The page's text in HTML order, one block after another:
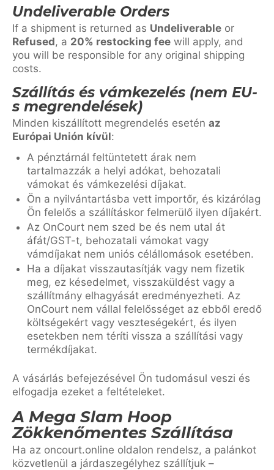
Undeliverable Orders
If a shipment is returned as Undeliverable or
Refused, a 20% restocking fee will apply, and
you will be responsible for any original shipping
costs.
Szállítás és vámkezelés (nem EU-
s megrendelések)
Minden kiszállított megrendelés esetén az
Európai Unión kívül:
A pénztárnál feltüntetett árak nem
tartalmazzák a helyi adókat, behozatali
vámokat és vámkezelési díjakat.
Ön a nyilvántartásba vett importőr, és kizárólag
Ön felelős a szállításkor felmerülő ilyen díjakért.
Az OnCourt nem szed be és nem utal át
áfát/GST-t, behozatali vámokat vagy
vámdíjakat nem uniós célállomások esetében.
Ha a díjakat visszautasítják vagy nem fizetik
meg, ez késedelmet, visszaküldést vagy a
szállítmány elhagyását eredményezheti. Az
OnCourt nem vállal felelősséget az ebből eredő
költségekért vagy veszteségekért, és ilyen
esetekben nem téríti vissza a szállítási vagy
termékdíjakat.
A vásárlás befejezésével Ön tudomásul veszi és
elfogadja ezeket a feltételeket.
A Mega Slam Hoop
Zökkenőmentes Szállítása
Ha az oncourt.online oldalon rendelsz, a palánkot
közvetlenül a járdaszegélyhez szállítjuk –